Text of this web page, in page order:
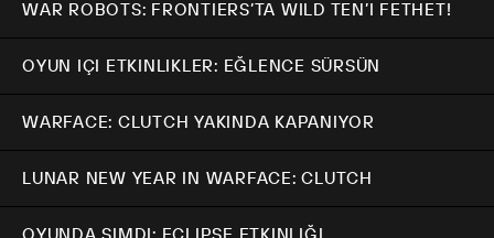
WAR ROBOTS: FRONTIERS’TA WILD TEN’I FETHET!
OYUN IÇI ETKINLIKLER: EĞLENCE SÜRSÜN
WARFACE: CLUTCH YAKINDA KAPANIYOR
LUNAR NEW YEAR IN WARFACE: CLUTCH
OYUNDA ŞIMDI: ECLIPSE ETKINLIĞI